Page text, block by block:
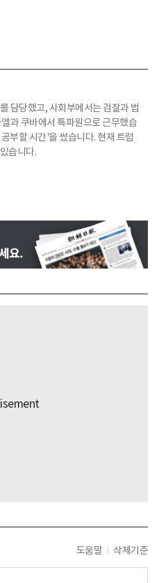
담당했고, 사회부에서는 검찰과 법
과 쿠바에서 특파원으로 근무했습
부할 시간'을 썼습니다. 현재 트럼
습니다.
도움말 삭제기준